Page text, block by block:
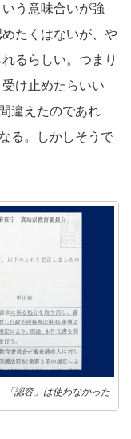
う意味合いが強
たくはないが、や
るらしい。つまり
け止めたらいい
違えたのであれ
る。しかしそうで
「認容」は使わなかった